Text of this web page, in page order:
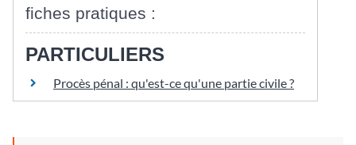
fiches pratiques :
PARTICULIERS
Procès pénal : qu'est-ce qu'une partie civile ?